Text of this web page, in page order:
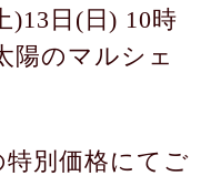
)13日(日) 10時
陽のマルシェ
別価格にてご